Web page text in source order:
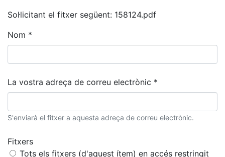
Sol·licitant el fitxer següent: 158124.pdf
Nom *
La vostra adreça de correu electrònic *
S'enviarà el fitxer a aquesta adreça de correu electrònic.
Fitxers
Tots els fitxers (d'aquest ítem) en accés restringit